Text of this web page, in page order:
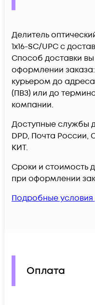
Делитель
1x16-SC/UPC c
Способ доставки
оформлении
курьером до
(ПВЗ) или до
компании.
Доступные службы
DPD, Почта России,
КИТ.
Сроки и стоимость
при оформлении
Подробные условия
Оплата